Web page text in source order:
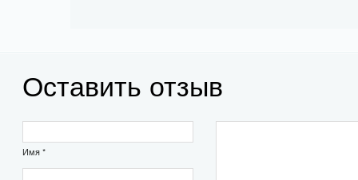
Оставить отзыв
Имя *